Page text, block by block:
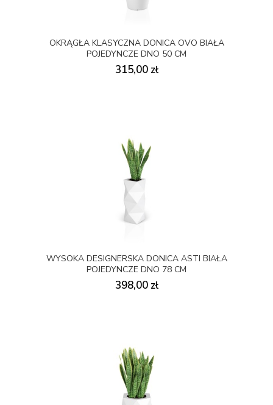
OKRĄGŁA KLASYCZNA DONICA OVO BIAŁA
POJEDYNCZE DNO 50 CM
315,00 zł
WYSOKA DESIGNERSKA DONICA ASTI BIAŁA
POJEDYNCZE DNO 78 CM
398,00 zł